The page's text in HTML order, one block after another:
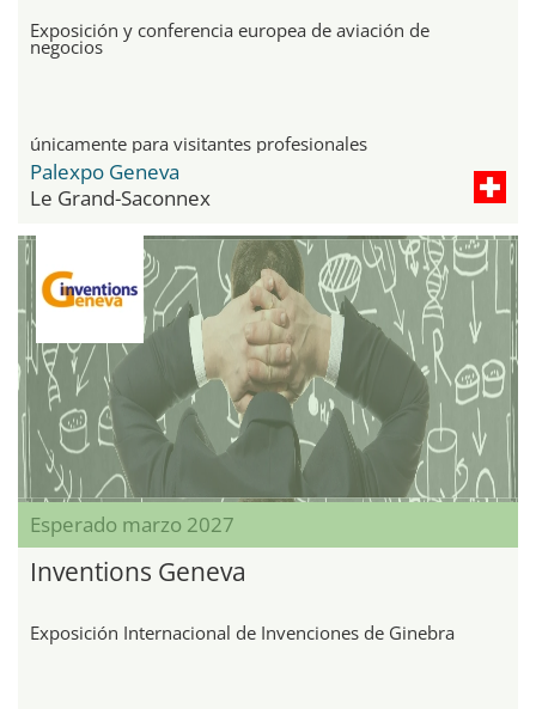
Exposición y conferencia europea de aviación de
negocios
únicamente para visitantes profesionales
Palexpo Geneva
Le Grand-Saconnex
Esperado marzo 2027
Inventions Geneva
Exposición Internacional de Invenciones de Ginebra